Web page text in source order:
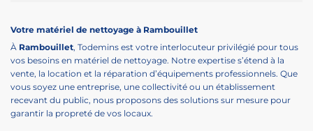
Votre matériel de nettoyage à Rambouillet
À Rambouillet, Todemins est votre interlocuteur privilégié pour tous
vos besoins en matériel de nettoyage. Notre expertise s’étend à la
vente, la location et la réparation d’équipements professionnels. Que
vous soyez une entreprise, une collectivité ou un établissement
recevant du public, nous proposons des solutions sur mesure pour
garantir la propreté de vos locaux.